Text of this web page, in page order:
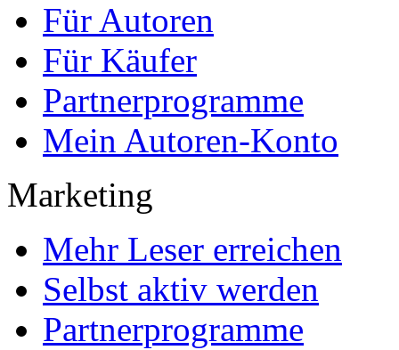
Für Autoren
Für Käufer
Partnerprogramme
Mein Autoren-Konto
Marketing
Mehr Leser erreichen
Selbst aktiv werden
Partnerprogramme